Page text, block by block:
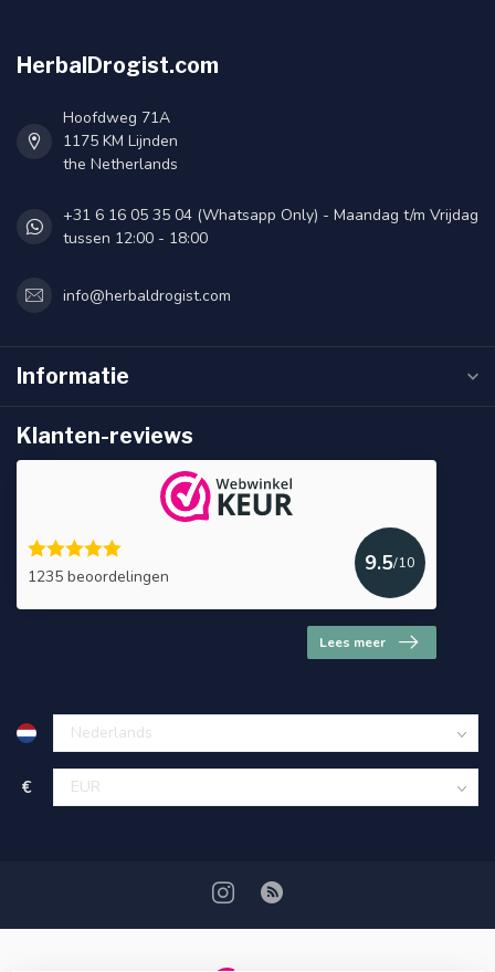
HerbalDrogist.com
Hoofdweg 71A
1175 KM Lijnden
the Netherlands
+31 6 16 05 35 04 (Whatsapp Only) - Maandag t/m Vrijdag
tussen 12:00 - 18:00
info@herbaldrogist.com
Informatie
Klanten-reviews
1235 beoordelingen
9.5/10
Lees meer
€